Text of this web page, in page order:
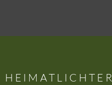
HEIMATLICHTER